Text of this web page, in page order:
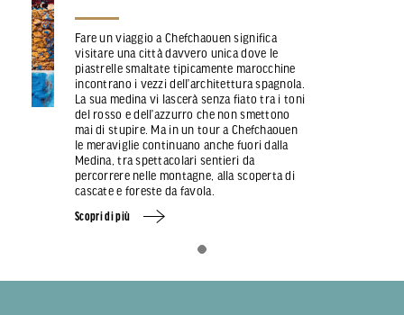
Fare un viaggio a Chefchaouen significa
visitare una città davvero unica dove le
piastrelle smaltate tipicamente marocchine
incontrano i vezzi dell’architettura spagnola.
La sua medina vi lascerà senza fiato tra i toni
del rosso e dell’azzurro che non smettono
mai di stupire. Ma in un tour a Chefchaouen
le meraviglie continuano anche fuori dalla
Medina, tra spettacolari sentieri da
percorrere nelle montagne, alla scoperta di
cascate e foreste da favola.
Scopri di più